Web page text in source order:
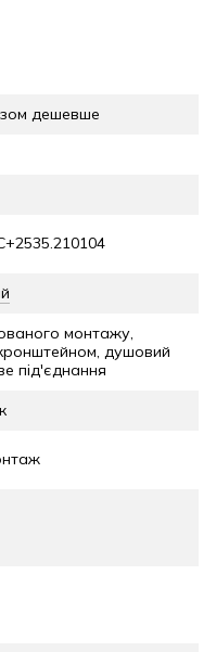
дешевше
монтажу,
душовий
під'єднання